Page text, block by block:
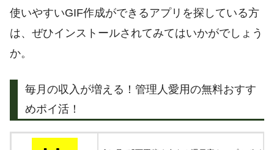
使いやすいGIF作成ができるアプリを探している方
は、ぜひインストールされてみてはいかがでしょう
か。
毎月の収入が増える！管理人愛用の無料おすす
めポイ活！